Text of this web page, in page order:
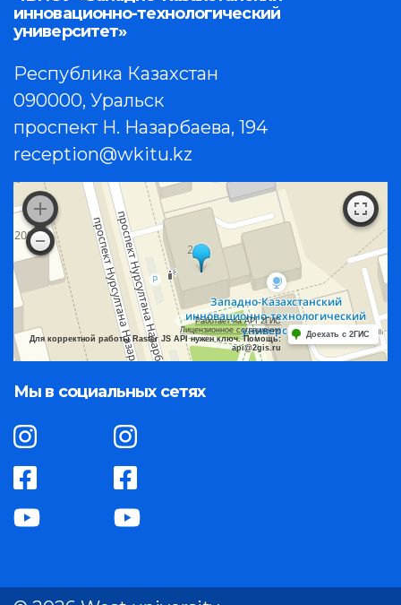
инновационно-технологический
университет»
Республика Казахстан
090000, Уральск
проспект Н. Назарбаева, 194
reception@wkitu.kz
Работает на API 2ГИС
Лицензионное соглашение
Для корректной работы Raster JS API нужен ключ. Помощь:
api@2gis.ru
Доехать с 2ГИС
Мы в социальных сетях